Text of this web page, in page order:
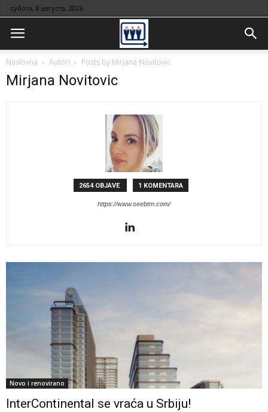
субота, 8 августа, 2026
Naslovna Autori Posts by Mirjana Novitovic
Mirjana Novitovic
2654 OBJAVE 1 KOMENTARA
https://www.seebtm.com/
Novo i renovirano
InterContinental se vraća u Srbiju!